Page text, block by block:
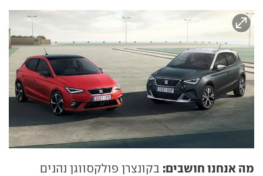
מה אנחנו חושבים: בקונצרן פולקסווגן נהנים